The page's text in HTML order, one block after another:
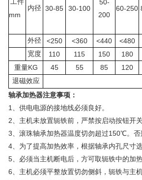
工件
mm
内径 30-85 30-100
50-
200
60-250
外径 <250 <360 <440 <480
宽度 110 115 150 180
重量KG 45 55 85 120
退磁效应
轴承加热器注意事项 ：
1、供电电源的接地线必须良好。
2、主机未放置轭铁前，严禁按启动按钮开
3、滚珠轴承加热器温度切勿超过150℃。否
4、为了提高加热效率，根据轴承内孔尺寸
5、必须当主机断电后，方可取轭铁中的加热
6、 主机必须平整放置切勿侧斜，轭铁与主